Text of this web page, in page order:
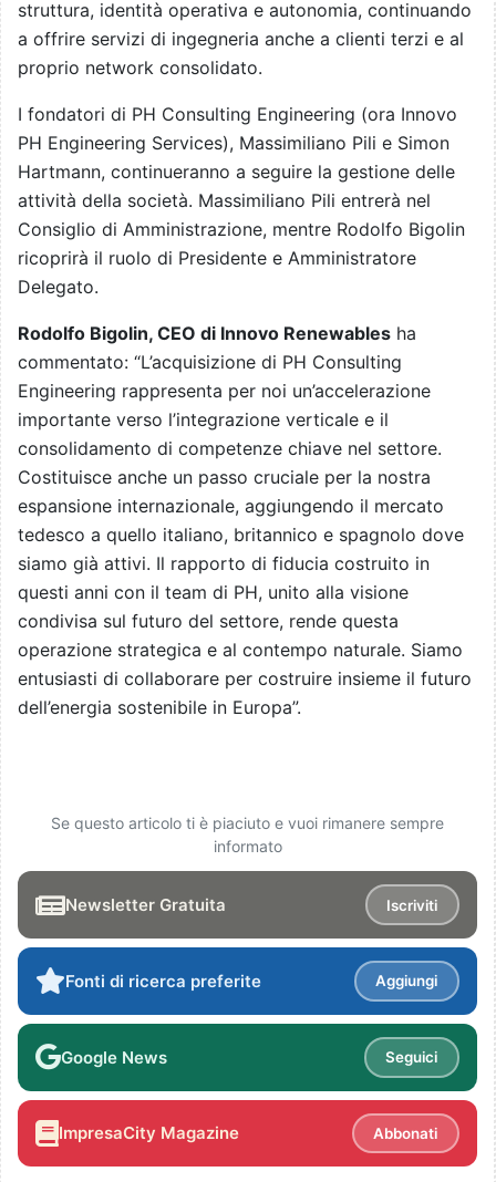
struttura, identità operativa e autonomia, continuando
a offrire servizi di ingegneria anche a clienti terzi e al
proprio network consolidato.
I fondatori di PH Consulting Engineering (ora Innovo
PH Engineering Services), Massimiliano Pili e Simon
Hartmann, continueranno a seguire la gestione delle
attività della società. Massimiliano Pili entrerà nel
Consiglio di Amministrazione, mentre Rodolfo Bigolin
ricoprirà il ruolo di Presidente e Amministratore
Delegato.
Rodolfo Bigolin, CEO di Innovo Renewables ha
commentato: “L’acquisizione di PH Consulting
Engineering rappresenta per noi un’accelerazione
importante verso l’integrazione verticale e il
consolidamento di competenze chiave nel settore.
Costituisce anche un passo cruciale per la nostra
espansione internazionale, aggiungendo il mercato
tedesco a quello italiano, britannico e spagnolo dove
siamo già attivi. Il rapporto di fiducia costruito in
questi anni con il team di PH, unito alla visione
condivisa sul futuro del settore, rende questa
operazione strategica e al contempo naturale. Siamo
entusiasti di collaborare per costruire insieme il futuro
dell’energia sostenibile in Europa”.
Se questo articolo ti è piaciuto e vuoi rimanere sempre
informato
Newsletter Gratuita Iscriviti
Fonti di ricerca preferite Aggiungi
Google News Seguici
ImpresaCity Magazine Abbonati